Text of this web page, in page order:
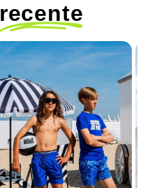
recente